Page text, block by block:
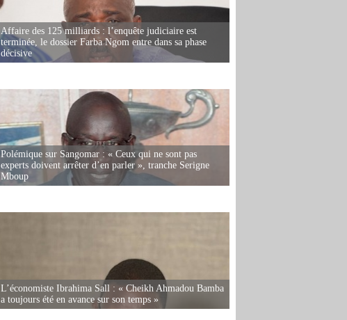
Affaire des 125 milliards : l’enquête judiciaire est
terminée, le dossier Farba Ngom entre dans sa phase
décisive
Polémique sur Sangomar : « Ceux qui ne sont pas
experts doivent arrêter d’en parler », tranche Serigne
Mboup
L’économiste Ibrahima Sall : « Cheikh Ahmadou Bamba
a toujours été en avance sur son temps »